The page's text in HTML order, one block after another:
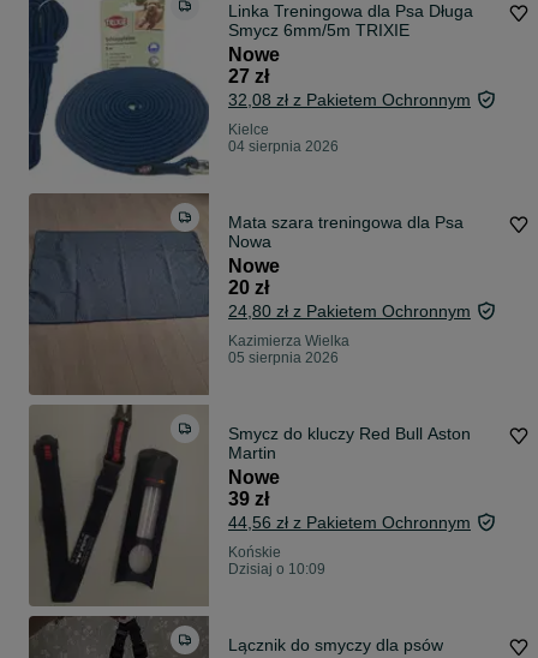
Linka Treningowa dla Psa Długa
Smycz 6mm/5m TRIXIE
Nowe
27 zł
32,08 zł z Pakietem Ochronnym
Kielce
04 sierpnia 2026
Mata szara treningowa dla Psa
Nowa
Nowe
20 zł
24,80 zł z Pakietem Ochronnym
Kazimierza Wielka
05 sierpnia 2026
Smycz do kluczy Red Bull Aston
Martin
Nowe
39 zł
44,56 zł z Pakietem Ochronnym
Końskie
Dzisiaj o 10:09
Lącznik do smyczy dla psów